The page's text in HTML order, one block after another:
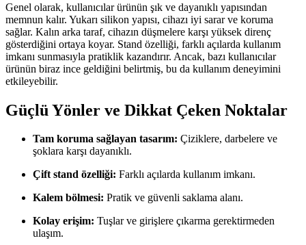
Genel olarak, kullanıcılar ürünün şık ve dayanıklı yapısından
memnun kalır. Yukarı silikon yapısı, cihazı iyi sarar ve koruma
sağlar. Kalın arka taraf, cihazın düşmelere karşı yüksek direnç
gösterdiğini ortaya koyar. Stand özelliği, farklı açılarda kullanım
imkanı sunmasıyla pratiklik kazandırır. Ancak, bazı kullanıcılar
ürünün biraz ince geldiğini belirtmiş, bu da kullanım deneyimini
etkileyebilir.
Güçlü Yönler ve Dikkat Çeken Noktalar
Tam koruma sağlayan tasarım: Çiziklere, darbelere ve
şoklara karşı dayanıklı.
Çift stand özelliği: Farklı açılarda kullanım imkanı.
Kalem bölmesi: Pratik ve güvenli saklama alanı.
Kolay erişim: Tuşlar ve girişlere çıkarma gerektirmeden
ulaşım.